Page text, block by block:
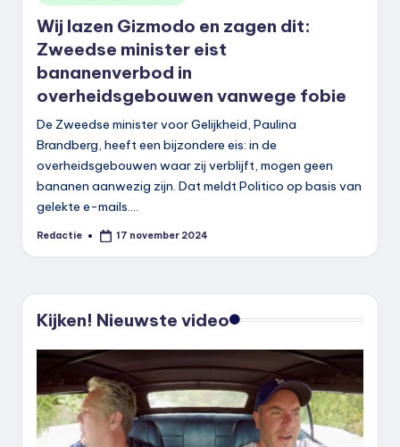
in
Wij lazen Gizmodo en zagen dit:
Zweedse minister eist
bananenverbod in
overheidsgebouwen vanwege fobie
De Zweedse minister voor Gelijkheid, Paulina
Brandberg, heeft een bijzondere eis: in de
overheidsgebouwen waar zij verblijft, mogen geen
bananen aanwezig zijn. Dat meldt Politico op basis van
gelekte e-mails.…
Geplaatst
Redactie 17 november 2024
Kijken! Nieuwste video